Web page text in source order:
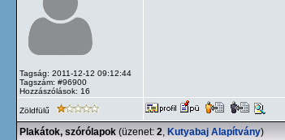
Tagság: 2011-12-12 09:12:44
Tagszám: #96900
Hozzászólások: 16
Zöldfülű
Plakátok, szórólapok (üzenet: 2, Kutyabaj Alapítvány)